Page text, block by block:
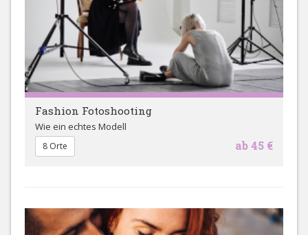
Fashion Fotoshooting
Wie ein echtes Modell
ab 45 €
8 Orte